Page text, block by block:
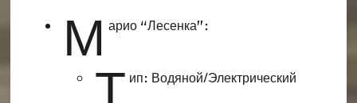
М арио “Лесенка”:
ип: Водяной/Электрический